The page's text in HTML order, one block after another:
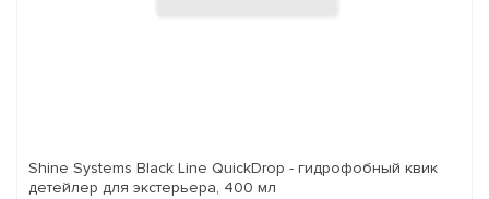
Shine Systems Black Line QuickDrop - гидрофобный квик
детейлер для экстерьера, 400 мл